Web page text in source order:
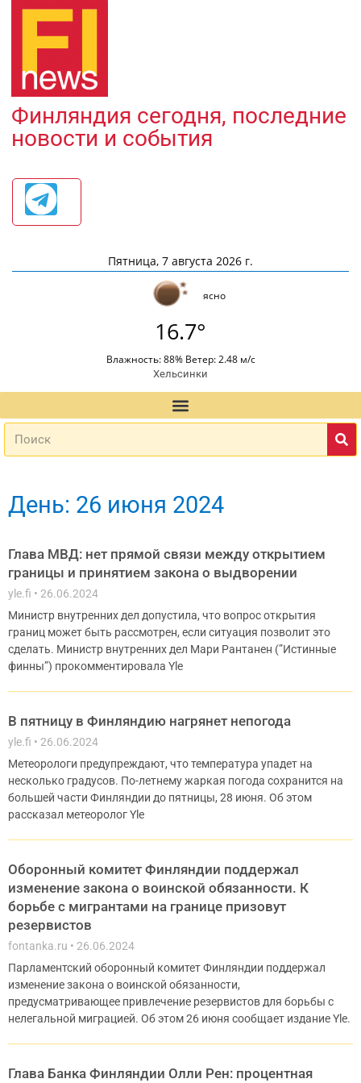
Финляндия сегодня, последние
новости и события
Пятница, 7 августа 2026 г.
ясно
16.7°
Влажность: 88% Ветер: 2.48 м/с
Хельсинки
День: 26 июня 2024
Глава МВД: нет прямой связи между открытием
границы и принятием закона о выдворении
yle.fi
26.06.2024
Министр внутренних дел допустила, что вопрос открытия
границ может быть рассмотрен, если ситуация позволит это
сделать. Министр внутренних дел Мари Рантанен (”Истинные
финны”) прокомментировала Yle
В пятницу в Финляндию нагрянет непогода
yle.fi
26.06.2024
Метеорологи предупреждают, что температура упадет на
несколько градусов. По-летнему жаркая погода сохранится на
большей части Финляндии до пятницы, 28 июня. Об этом
рассказал метеоролог Yle
Оборонный комитет Финляндии поддержал
изменение закона о воинской обязанности. К
борьбе с мигрантами на границе призовут
резервистов
fontanka.ru
26.06.2024
Парламентский оборонный комитет Финляндии поддержал
изменение закона о воинской обязанности,
предусматривающее привлечение резервистов для борьбы с
нелегальной миграцией. Об этом 26 июня сообщает издание Yle.
Глава Банка Финляндии Олли Рен: процентная